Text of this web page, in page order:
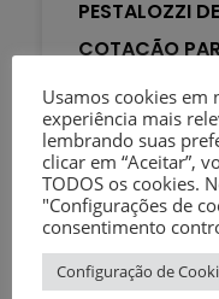
PESTALOZZI
COTAÇÃO
EQUIPAMENTOS
A Associação
homologou,
julho, o
Preços nº 001/
Usamos cookies em
experiência mais
lembrando suas
clicar em “Aceitar”,
TODOS os cookies.
"Configurações de
consentimento
Configuração de